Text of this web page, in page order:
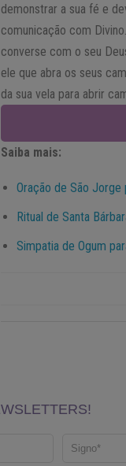
demonstrar a sua fé e
comunicação com
converse com o seu
ele que abra os seus
da sua vela para abrir
Saiba mais:
Oração de São Jorge
Ritual de Santa
Simpatia de Ogum